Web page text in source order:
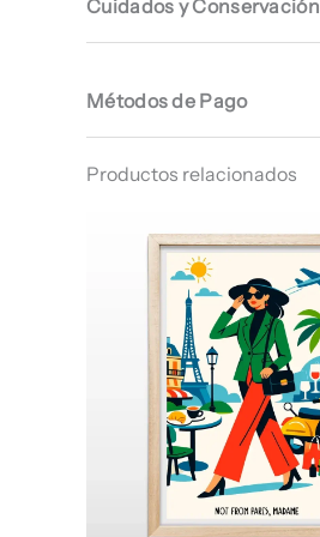
Cuidados y Conservación
Métodos de Pago
Productos relacionados